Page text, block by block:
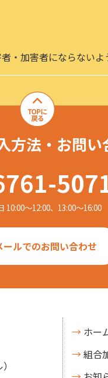
・加害者にならない
方法・お問い
10:00〜12:00、13:00〜16:00
ールでのお問い合わせ
ホー
組合